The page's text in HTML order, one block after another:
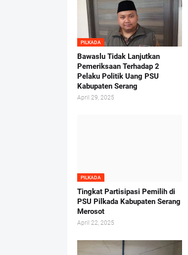
PILKADA
Bawaslu Tidak Lanjutkan
Pemeriksaan Terhadap 2
Pelaku Politik Uang PSU
Kabupaten Serang
April 29, 2025
PILKADA
Tingkat Partisipasi Pemilih di
PSU Pilkada Kabupaten Serang
Merosot
April 22, 2025